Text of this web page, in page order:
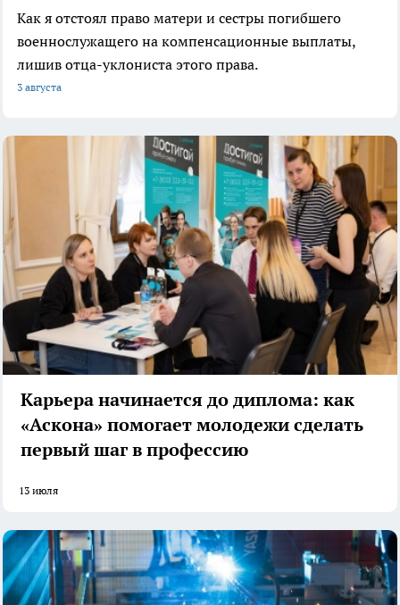
Как я отстоял право матери и сестры погибшего
военнослужащего на компенсационные выплаты,
лишив отца-уклониста этого права.
3 августа
Карьера начинается до диплома: как
«Аскона» помогает молодежи сделать
первый шаг в профессию
13 июля